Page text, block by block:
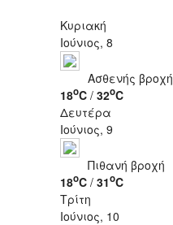
Κυριακή
Ιούνιος, 8
Ασθενής βροχή
18oC / 32oC
Δευτέρα
Ιούνιος, 9
Πιθανή βροχή
18oC / 31oC
Τρίτη
Ιούνιος, 10